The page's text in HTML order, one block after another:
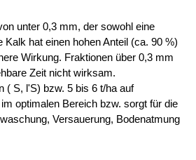
unter 0,3 mm, der sowohl eine
Kalk hat einen hohen Anteil (ca. 90 %)
Wirkung. Fraktionen über 0,3 mm
Zeit nicht wirksam.
( S, l'S) bzw. 5 bis 6 t/ha auf
optimalen Bereich bzw. sorgt für die
Versauerung, Bodenatmung